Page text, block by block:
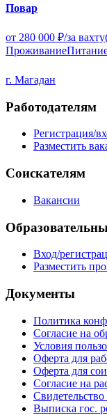
Повар
от 280 000 ₽/за вахту
Проживание
г. Магадан
Работодателям
Регистрация/
Разместить
Соискателям
Вакансии
Вход/
Разместить
Документы
Политика
Согласие на
Условия
Оферта для
Оферта для
Согласие на
Выписка гос.